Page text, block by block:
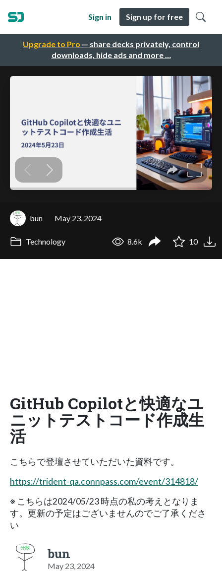
Upgrade to Pro — share decks privately, control
downloads, hide ads and more …
Sign in Sign up for free
bun May 23, 2024
Technology 8.6k 10
GitHub Copilotと快適なユ
ニットテストコード作成生
活
こちらで登壇させていただいた資料です。
https://trident-qa.connpass.com/event/314818/
※ こちらは2024/05/23 時点の私の考えとなりま
す。更新の予定はございませんのでご了承くださ
い
bun
May 23, 2024